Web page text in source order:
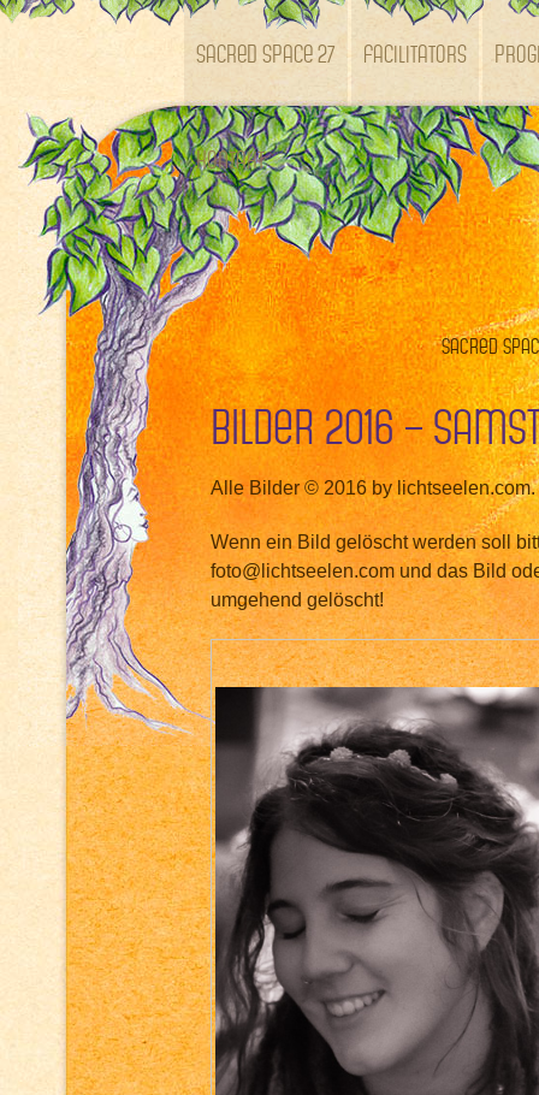
SACRED SPACE 27 Facilitators
Kontakt
Sacred
Bilder 2016 –
Alle Bilder © 2016 by lichtseelen.com.
Wenn ein Bild gelöscht werden soll
foto@lichtseelen.com und das Bild
umgehend gelöscht!